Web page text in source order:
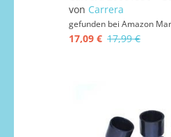
von Carrera
gefunden bei Amazon
17,09 € 17,99 €